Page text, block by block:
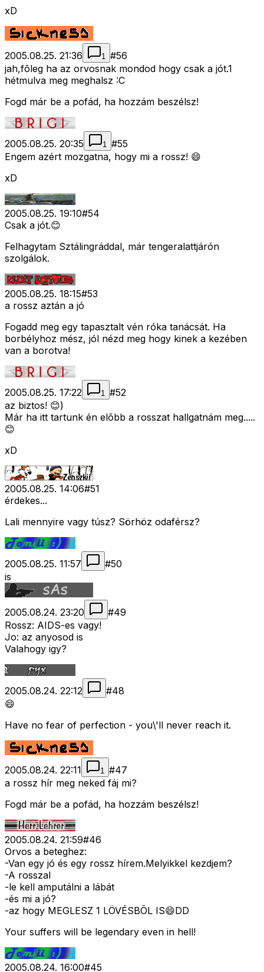
xD
2005.08.25. 21:36 1 #56
jah,fõleg ha az orvosnak mondod hogy csak a jót.1
hétmulva meg meghalsz :C
Fogd már be a pofád, ha hozzám beszélsz!
2005.08.25. 20:35 1 #55
Engem azért mozgatna, hogy mi a rossz! 😄
xD
2005.08.25. 19:10#54
Csak a jót.😊
Felhagytam Sztálingráddal, már tengeralattjárón
szolgálok.
2005.08.25. 18:15#53
a rossz aztán a jó
Fogadd meg egy tapasztalt vén róka tanácsát. Ha
borbélyhoz mész, jól nézd meg hogy kinek a kezében
van a borotva!
2005.08.25. 17:22 1 #52
az biztos! 😊)
Már ha itt tartunk én elõbb a rosszat hallgatnám meg.....
😊
xD
2005.08.25. 14:06#51
érdekes...
Lali mennyire vagy túsz? Sörhöz odaférsz?
2005.08.25. 11:57 #50
is
2005.08.24. 23:20 #49
Rossz: AIDS-es vagy!
Jo: az anyosod is
Valahogy igy?
2005.08.24. 22:12 #48
😄
Have no fear of perfection - you\'ll never reach it.
2005.08.24. 22:11 1 #47
a rossz hír meg neked fáj mi?
Fogd már be a pofád, ha hozzám beszélsz!
2005.08.24. 21:59#46
Orvos a beteghez:
-Van egy jó és egy rossz hírem.Melyikkel kezdjem?
-A rosszal
-le kell amputálni a lábát
-és mi a jó?
-az hogy MEGLESZ 1 LÖVÉSBÕL IS😄DD
Your suffers will be legendary even in hell!
2005.08.24. 16:00#45